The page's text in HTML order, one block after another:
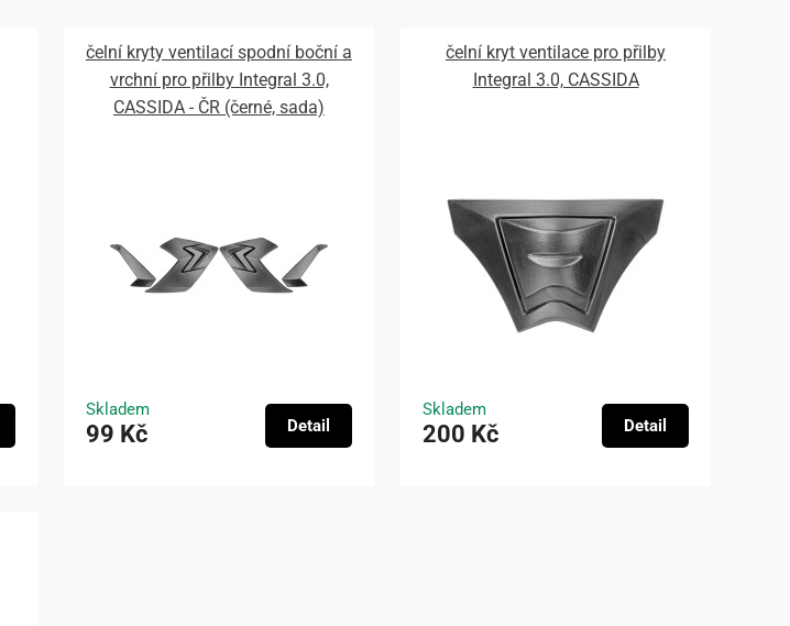
čelní kryty ventilací spodní boční a
vrchní pro přilby Integral 3.0,
CASSIDA - ČR (černé, sada)
Skladem
99 Kč Detail
čelní kryt ventilace pro přilby
Integral 3.0, CASSIDA
Skladem
200 Kč Detail